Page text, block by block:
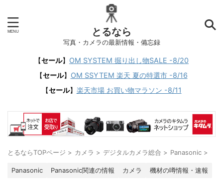
とるなら
写真・カメラの最新情報・備忘録
【セール】 OM SYSTEM 掘り出し物SALE -8/20
【セール】 OM SSYTEM 楽天 夏の特選市 -8/16
【セール】 楽天市場 お買い物マラソン -8/11
とるならTOPページ > カメラ > デジタルカメラ総合 > Panasonic >
Panasonic Panasonic関連の情報 カメラ 機材の噂情報・速報